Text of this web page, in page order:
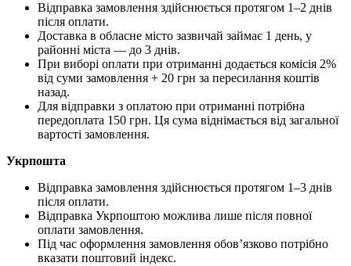
Відправка замовлення здійснюється протягом 1–2 днів
після оплати.
Доставка в обласне місто зазвичай займає 1 день, у
районні міста — до 3 днів.
При виборі оплати при отриманні додається комісія 2%
від суми замовлення + 20 грн за пересилання коштів
назад.
Для відправки з оплатою при отриманні потрібна
передоплата 150 грн. Ця сума віднімається від загальної
вартості замовлення.
Укрпошта
Відправка замовлення здійснюється протягом 1–3 днів
після оплати.
Відправка Укрпоштою можлива лише після повної
оплати замовлення.
Під час оформлення замовлення обов’язково потрібно
вказати поштовий індекс.